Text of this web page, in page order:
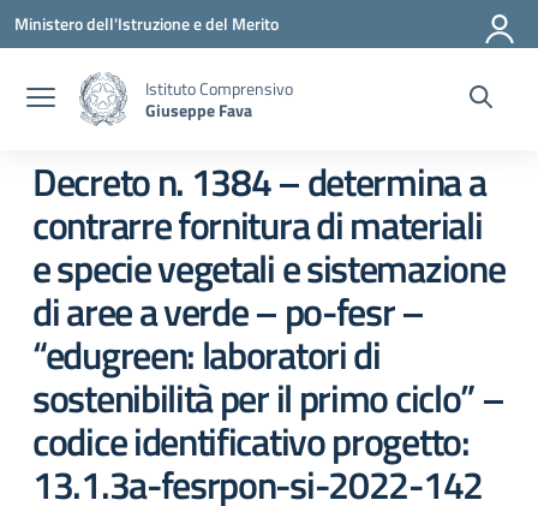
Vai ai contenuti
Vai al menu di navigazione
Vai al footer
Ministero dell'Istruzione e del Merito
Istituto Comprensivo
Giuseppe Fava
Decreto n. 1384 – determina a
contrarre fornitura di materiali
e specie vegetali e sistemazione
di aree a verde – po-fesr –
“edugreen: laboratori di
sostenibilità per il primo ciclo” –
codice identificativo progetto:
13.1.3a-fesrpon-si-2022-142